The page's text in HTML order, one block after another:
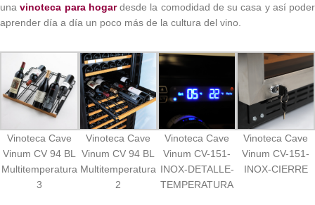
unavinoteca para hogardesde la comodidad de su casa y así poder
aprender día a día un poco más de la cultura del vino.
Vinoteca Cave
Vinum CV 94 BL
Multitemperatura
3
Vinoteca Cave
Vinum CV 94 BL
Multitemperatura
2
Vinoteca Cave
Vinum CV-151-
INOX-DETALLE-
TEMPERATURA
Vinoteca Cave
Vinum CV-151-
INOX-CIERRE